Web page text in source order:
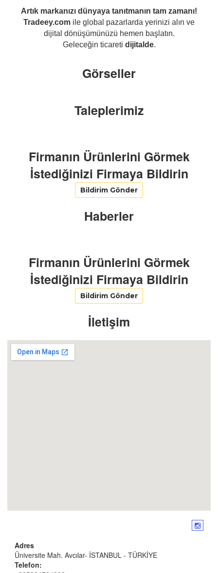
Artık markanızı dünyaya tanıtmanın tam zamanı!
Tradeey.com ile global pazarlarda yerinizi alın ve
dijital dönüşümünüzü hemen başlatın.
Geleceğin ticareti dijitalde.
Görseller
Taleplerimiz
Firmanın Ürünlerini Görmek
İstediğinizi Firmaya Bildirin
Bildirim Gönder
Haberler
Firmanın Ürünlerini Görmek
İstediğinizi Firmaya Bildirin
Bildirim Gönder
İletişim
Adres
Üniversite Mah. Avcılar- İSTANBUL - TÜRKİYE
Telefon: